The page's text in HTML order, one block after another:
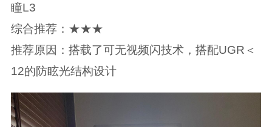
瞳L3
综合推荐：★★★
推荐原因：搭载了可无视频闪技术，搭配UGR＜
12的防眩光结构设计